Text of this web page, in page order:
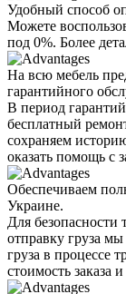
Удобный способ
Можете
под 0%. Более
На всю мебель
гарантийного
В период
бесплатный
сохраняем
оказать помощь с
Обеспечиваем
Украине.
Для безопасности
отправку груза
груза в процессе
стоимость заказа